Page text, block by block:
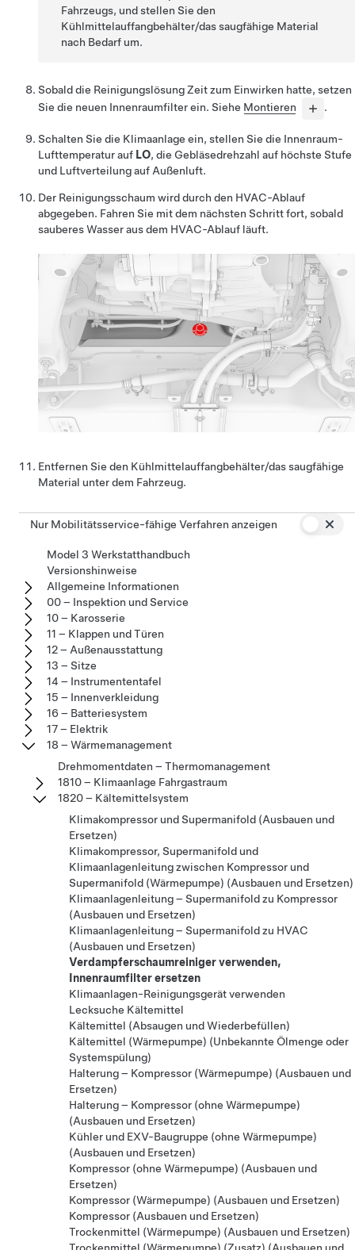
Fahrzeugs, und stellen Sie den
Kühlmittelauffangbehälter/das saugfähige Material
nach Bedarf um.
Sobald die Reinigungslösung Zeit zum Einwirken hatte, setzen
Sie die neuen Innenraumfilter ein. Siehe Montieren .
Schalten Sie die Klimaanlage ein, stellen Sie die Innenraum-
Lufttemperatur auf LO, die Gebläsedrehzahl auf höchste Stufe
und Luftverteilung auf Außenluft.
Der Reinigungsschaum wird durch den HVAC-Ablauf
abgegeben. Fahren Sie mit dem nächsten Schritt fort, sobald
sauberes Wasser aus dem HVAC-Ablauf läuft.
Entfernen Sie den Kühlmittelauffangbehälter/das saugfähige
Material unter dem Fahrzeug.
Nur Mobilitätsservice-fähige Verfahren anzeigen
Model 3 Werkstatthandbuch
Versionshinweise
Allgemeine Informationen
00 – Inspektion und Service
10 – Karosserie
11 – Klappen und Türen
12 – Außenausstattung
13 – Sitze
14 – Instrumententafel
15 – Innenverkleidung
16 – Batteriesystem
17 – Elektrik
18 – Wärmemanagement
Drehmomentdaten – Thermomanagement
1810 – Klimaanlage Fahrgastraum
1820 – Kältemittelsystem
Klimakompressor und Supermanifold (Ausbauen und
Ersetzen)
Klimakompressor, Supermanifold und
Klimaanlagenleitung zwischen Kompressor und
Supermanifold (Wärmepumpe) (Ausbauen und Ersetzen)
Klimaanlagenleitung – Supermanifold zu Kompressor
(Ausbauen und Ersetzen)
Klimaanlagenleitung – Supermanifold zu HVAC
(Ausbauen und Ersetzen)
Verdampferschaumreiniger verwenden,
Innenraumfilter ersetzen
Klimaanlagen-Reinigungsgerät verwenden
Lecksuche Kältemittel
Kältemittel (Absaugen und Wiederbefüllen)
Kältemittel (Wärmepumpe) (Unbekannte Ölmenge oder
Systemspülung)
Halterung – Kompressor (Wärmepumpe) (Ausbauen und
Ersetzen)
Halterung – Kompressor (ohne Wärmepumpe)
(Ausbauen und Ersetzen)
Kühler und EXV-Baugruppe (ohne Wärmepumpe)
(Ausbauen und Ersetzen)
Kompressor (ohne Wärmepumpe) (Ausbauen und
Ersetzen)
Kompressor (Wärmepumpe) (Ausbauen und Ersetzen)
Kompressor (Ausbauen und Ersetzen)
Trockenmittel (Wärmepumpe) (Ausbauen und Ersetzen)